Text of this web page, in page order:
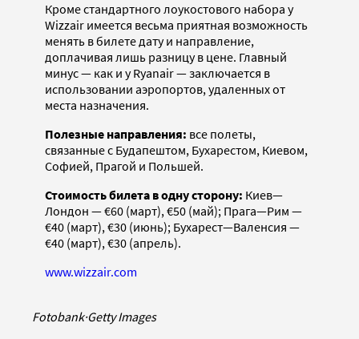
Кроме стандартного лоукостового набора у
Wizzair имеется весьма приятная возможность
менять в билете дату и направление,
доплачивая лишь разницу в цене. Главный
минус — как и у Ryanair — заключается в
использовании аэропортов, удаленных от
места назначения.
Полезные направления: все полеты,
связанные с Будапештом, Бухарестом, Киевом,
Софией, Прагой и Польшей.
Стоимость билета в одну сторону: Киев—
Лондон — €60 (март), €50 (май); Прага—Рим —
€40 (март), €30 (июнь); Бухарест—Валенсия —
€40 (март), €30 (апрель).
www.wizzair.com
Fotobank·Getty Images